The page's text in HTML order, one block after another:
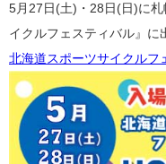
5月27日(土)・28日(日)に
イクルフェスティバル』に
北海道スポーツサイクルフ